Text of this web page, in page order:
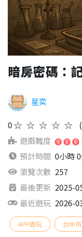
暗房密碼：
星奕
0★★★★★
遊戲難度
預計時間 0小時
瀏覽次數 257
最後更新 2025-
最近遊玩 2026-
APP遊玩 台中市